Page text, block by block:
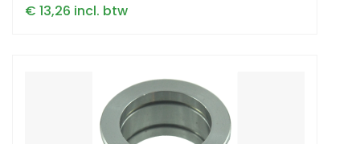
€ 13,26 incl. btw